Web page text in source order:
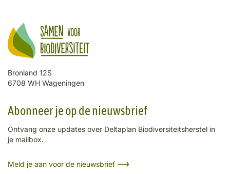
Bronland 12S
6708 WH Wageningen
Abonneer je op de nieuwsbrief
Ontvang onze updates over Deltaplan Biodiversiteitsherstel in
je mailbox.
Meld je aan voor de nieuwsbrief